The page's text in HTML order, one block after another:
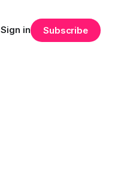
Sign in Subscribe